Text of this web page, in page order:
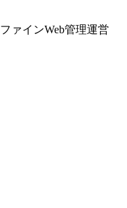
ァインWeb管理運営